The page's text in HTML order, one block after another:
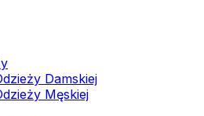
Damskiej
Męskiej